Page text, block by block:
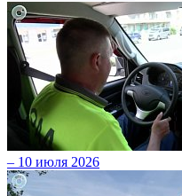
– 10 июля 2026